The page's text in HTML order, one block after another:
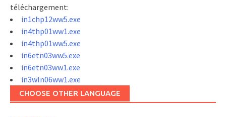
téléchargement:
in1chp12ww5.exe
in4thp01ww1.exe
in4thp01ww5.exe
in6etn03ww5.exe
in6etn03ww1.exe
in3wln06ww1.exe
CHOOSE OTHER LANGUAGE